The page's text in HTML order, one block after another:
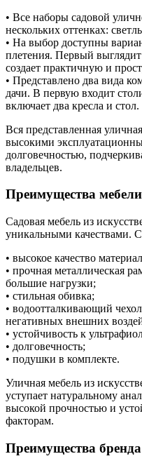
• Все наборы садовой
нескольких оттенках:
• На выбор доступны
плетения. Первый
создает практичную и
• Представлено два вида
дачи. В первую входит
включает два кресла и стол.
Вся представленная
высокими
долговечностью,
владельцев.
Преимущества мебели
Садовая мебель из
уникальными качествами.
• высокое качество
• прочная металлическая
большие нагрузки;
• стильная обивка;
• водоотталкивающий
негативных внешних
• устойчивость к
• долговечность;
• подушки в комплекте.
Уличная мебель из
уступает натуральному
высокой прочностью и
факторам.
Преимущества